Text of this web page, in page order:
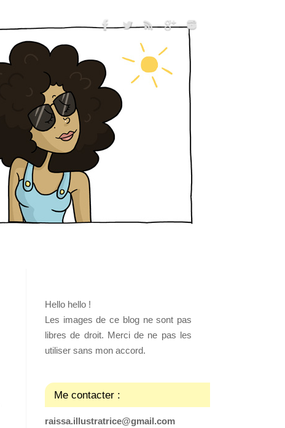
Hello hello !
Les images de ce blog ne sont pas
libres de droit. Merci de ne pas les
utiliser sans mon accord.
Me contacter :
raissa.illustratrice@gmail.com